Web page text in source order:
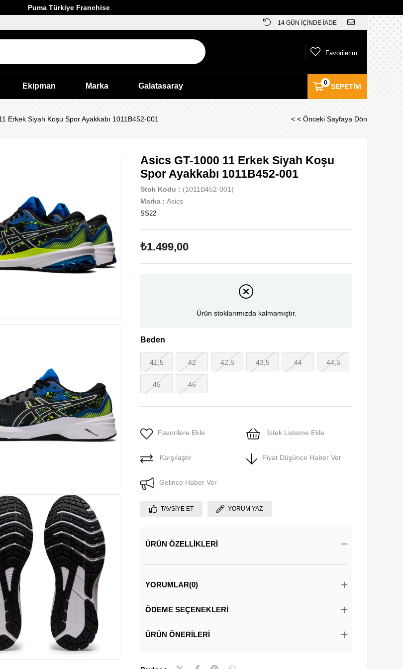
Puma Türkiye Franchise
14 GÜN İÇİNDE İADE
SEPETIM
0
Favorilerim
Ekipman Marka Galatasaray
Erkek Siyah Koşu Spor Ayakkabı 1011B452-001 < < Önceki Sayfaya Dön
Asics GT-1000 11 Erkek Siyah Koşu
Spor Ayakkabı 1011B452-001
Stok Kodu
(1011B452-001)
Marka : Asics
SS22
₺1.499,00
Ürün stoklarımızda kalmamıştır.
Beden
41,5 42 42,5 43,5 44 44,5
45 46
Favorilere Ekle İstek Listeme Ekle
Karşılaştır Fiyat Düşünce Haber Ver
Gelince Haber Ver
TAVSIYE ET YORUM YAZ
ÜRÜN ÖZELLIKLERI
YORUMLAR(0)
ÖDEME SEÇENEKLERI
ÜRÜN ÖNERILERI